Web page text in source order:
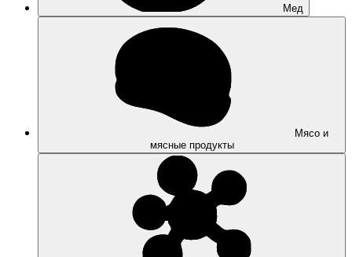
Мед
Мясо и
мясные продукты